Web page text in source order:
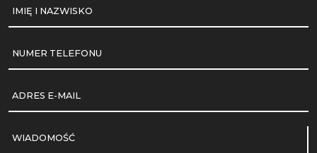
IMIĘ I NAZWISKO
NUMER TELEFONU
ADRES E-MAIL
WIADOMOŚĆ